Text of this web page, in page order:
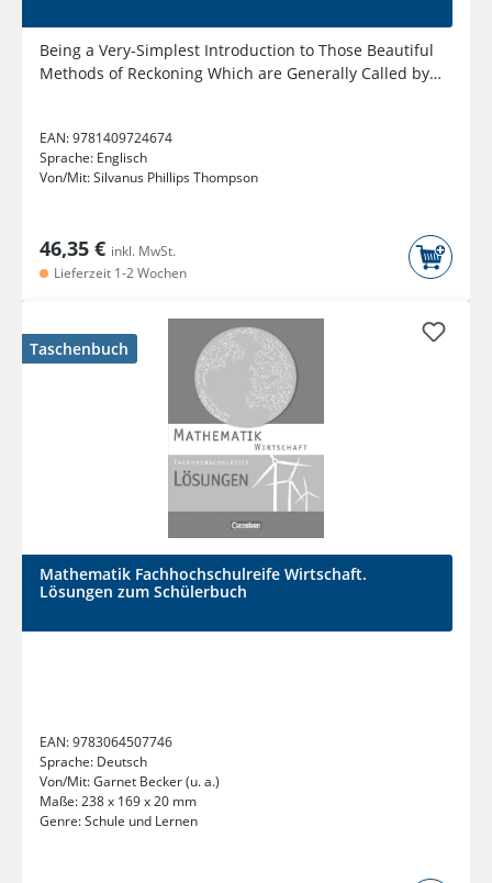
Being a Very-Simplest Introduction to Those Beautiful
Methods of Reckoning Which are Generally Called by
EAN:9781409724674
Sprache: Englisch
Von/Mit:Silvanus Phillips Thompson
46,35 € inkl. MwSt.
Lieferzeit 1-2 Wochen
Taschenbuch
Mathematik Fachhochschulreife Wirtschaft.
Lösungen zum Schülerbuch
EAN:9783064507746
Sprache: Deutsch
Von/Mit:Garnet Becker (u. a.)
Maße:238 x 169 x 20 mm
Genre:Schule und Lernen